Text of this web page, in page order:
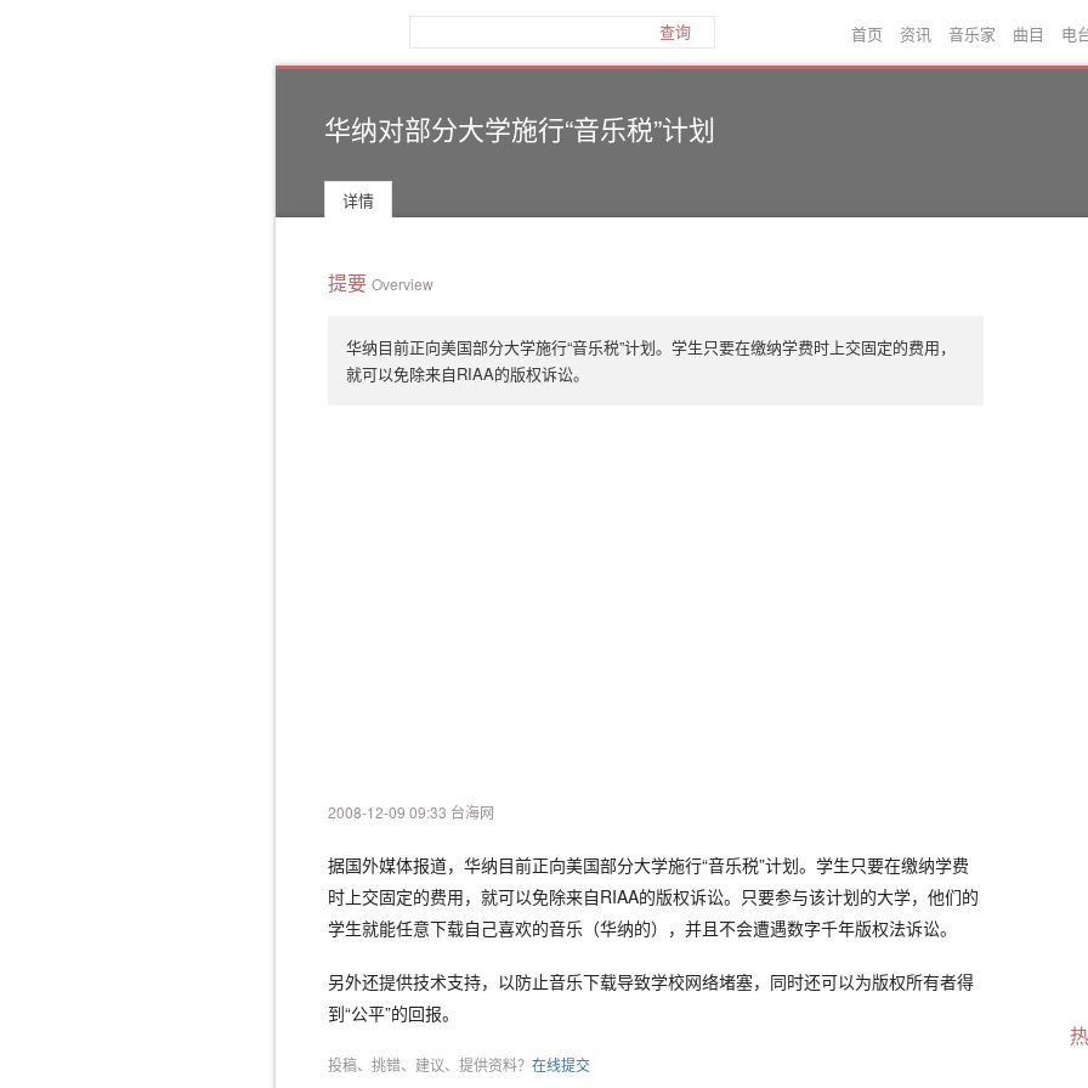
查询 首页 资讯 音乐家 曲目 电
华纳对部分大学施行“音乐税”计划
详情
提要 Overview
华纳目前正向美国部分大学施行“音乐税”计划。学生只要在缴纳学费时上交固定的费用，
就可以免除来自RIAA的版权诉讼。
2008-12-09 09:33 台海网
据国外媒体报道，华纳目前正向美国部分大学施行“音乐税”计划。学生只要在缴纳学费
时上交固定的费用，就可以免除来自RIAA的版权诉讼。只要参与该计划的大学，他们的
学生就能任意下载自己喜欢的音乐（华纳的），并且不会遭遇数字千年版权法诉讼。
另外还提供技术支持，以防止音乐下载导致学校网络堵塞，同时还可以为版权所有者得
到“公平”的回报。
投稿、挑错、建议、提供资料？ 在线提交